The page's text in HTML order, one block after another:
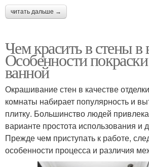
читать дальше →
Чем красить в стены в
Особенности
ванной
Окрашивание стен в качестве
комнаты набирает популярность и
плитку. Большинство людей
варианте простота использования и
Прежде чем приступать к работе,
особенности процесса и различия